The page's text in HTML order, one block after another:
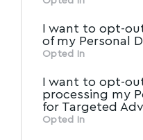
Participantsthat
other third parties.
I want to opt-
of my Personal
Opted In
I want to opt-
processing my
for Targeted
Opted In
ΔΗΛΩΣΗ
ΕΙΔΗΣΕΙΣ
ΠΡΩΤΗ ΣΕΛΙΔΑ